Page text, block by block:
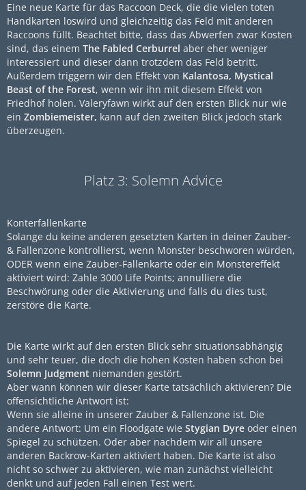
Eine neue Karte für das Raccoon Deck, die die vielen toten
Handkarten loswird und gleichzeitig das Feld mit anderen
Raccoons füllt. Beachtet bitte, dass das Abwerfen zwar Kosten
sind, das einem The Fabled Cerburrel aber eher weniger
interessiert und dieser dann trotzdem das Feld betritt.
Außerdem triggern wir den Effekt von Kalantosa, Mystical
Beast of the Forest, wenn wir ihn mit diesem Effekt von
Friedhof holen. Valeryfawn wirkt auf den ersten Blick nur wie
ein Zombiemeister, kann auf den zweiten Blick jedoch stark
überzeugen.
Platz 3: Solemn Advice
Konterfallenkarte
Solange du keine anderen gesetzten Karten in deiner Zauber-
& Fallenzone kontrollierst, wenn Monster beschworen würden,
ODER wenn eine Zauber-Fallenkarte oder ein Monstereffekt
aktiviert wird: Zahle 3000 Life Points; annulliere die
Beschwörung oder die Aktivierung und falls du dies tust,
zerstöre die Karte.
Die Karte wirkt auf den ersten Blick sehr situationsabhängig
und sehr teuer, die doch die hohen Kosten haben schon bei
Solemn Judgment niemanden gestört.
Aber wann können wir dieser Karte tatsächlich aktivieren? Die
offensichtliche Antwort ist:
Wenn sie alleine in unserer Zauber & Fallenzone ist. Die
andere Antwort: Um ein Floodgate wie Stygian Dyre oder einen
Spiegel zu schützen. Oder aber nachdem wir all unsere
anderen Backrow-Karten aktiviert haben. Die Karte ist also
nicht so schwer zu aktivieren, wie man zunächst vielleicht
denkt und auf jeden Fall einen Test wert.